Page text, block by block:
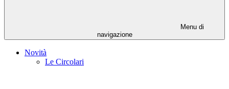
Menu di
navigazione
Novità
Le Circolari